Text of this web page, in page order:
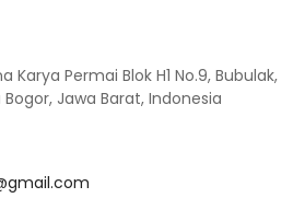
Karya Permai Blok H1 No.9, Bubulak,
Jawa Barat, Indonesia